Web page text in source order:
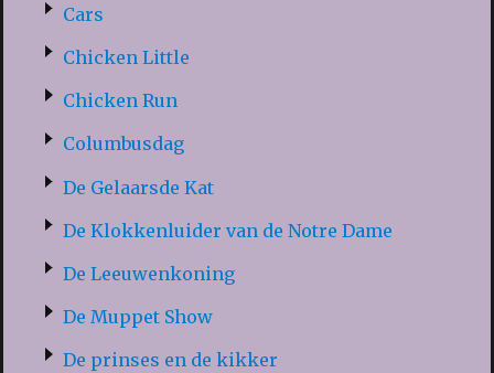
Cars
Chicken Little
Chicken Run
Columbusdag
De Gelaarsde Kat
De Klokkenluider van de Notre Dame
De Leeuwenkoning
De Muppet Show
De prinses en de kikker